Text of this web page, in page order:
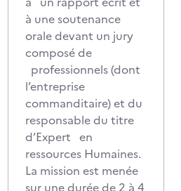
à une soutenance
orale devant un jury
composé de
professionnels (dont
l’entreprise
commanditaire) et du
responsable du titre
d’Expert en
ressources Humaines.
La mission est menée
sur une durée de 2 à 4